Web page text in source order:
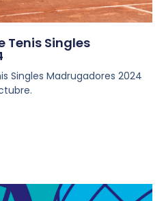
Tenis Singles
Singles Madrugadores 2024